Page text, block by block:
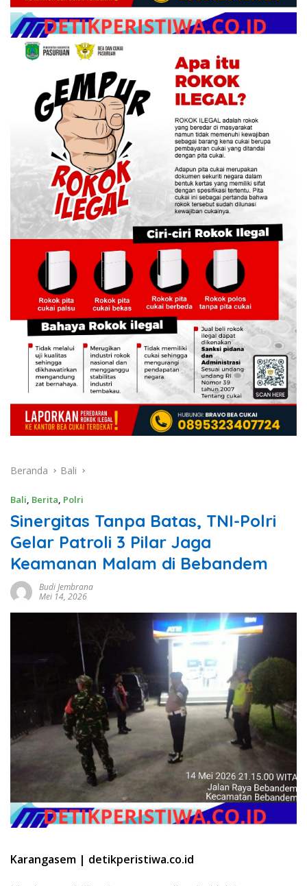
Beranda Bali
Bali, Berita, Polri
Sinergitas Tanpa Batas, TNI-Polri
Gelar Patroli 3 Pilar Jaga
Keamanan Malam di Bebandem
Budi Jembrana
Mei 14, 2026
Karangasem | detikperistiwa.co.id